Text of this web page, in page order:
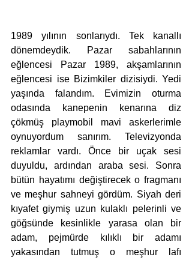
1989 yılının sonlarıydı. Tek kanallı
dönemdeydik. Pazar sabahlarının
eğlencesi Pazar 1989, akşamlarının
eğlencesi ise Bizimkiler dizisiydi. Yedi
yaşında falandım. Evimizin oturma
odasında kanepenin kenarına diz
çökmüş playmobil mavi askerlerimle
oynuyordum sanırım. Televizyonda
reklamlar vardı. Önce bir uçak sesi
duyuldu, ardından araba sesi. Sonra
bütün hayatımı değiştirecek o fragmanı
ve meşhur sahneyi gördüm. Siyah deri
kıyafet giymiş uzun kulaklı pelerinli ve
göğsünde kesinlikle yarasa olan bir
adam, pejmürde kılıklı bir adamı
yakasından tutmuş o meşhur lafı